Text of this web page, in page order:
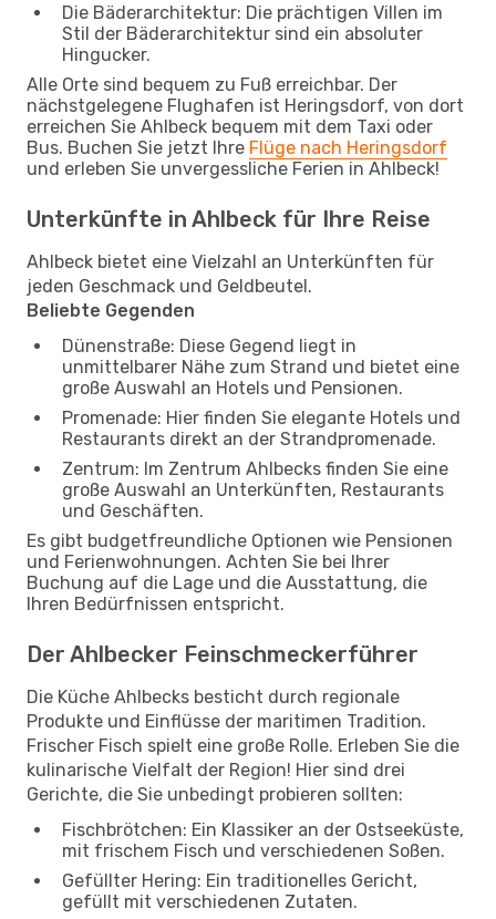
Die Bäderarchitektur: Die prächtigen Villen im
Stil der Bäderarchitektur sind ein absoluter
Hingucker.
Alle Orte sind bequem zu Fuß erreichbar. Der
nächstgelegene Flughafen ist Heringsdorf, von dort
erreichen Sie Ahlbeck bequem mit dem Taxi oder
Bus. Buchen Sie jetzt Ihre Flüge nach Heringsdorf
und erleben Sie unvergessliche Ferien in Ahlbeck!
Unterkünfte in Ahlbeck für Ihre Reise
Ahlbeck bietet eine Vielzahl an Unterkünften für
jeden Geschmack und Geldbeutel.
Beliebte Gegenden
Dünenstraße: Diese Gegend liegt in
unmittelbarer Nähe zum Strand und bietet eine
große Auswahl an Hotels und Pensionen.
Promenade: Hier finden Sie elegante Hotels und
Restaurants direkt an der Strandpromenade.
Zentrum: Im Zentrum Ahlbecks finden Sie eine
große Auswahl an Unterkünften, Restaurants
und Geschäften.
Es gibt budgetfreundliche Optionen wie Pensionen
und Ferienwohnungen. Achten Sie bei Ihrer
Buchung auf die Lage und die Ausstattung, die
Ihren Bedürfnissen entspricht.
Der Ahlbecker Feinschmeckerführer
Die Küche Ahlbecks besticht durch regionale
Produkte und Einflüsse der maritimen Tradition.
Frischer Fisch spielt eine große Rolle. Erleben Sie die
kulinarische Vielfalt der Region! Hier sind drei
Gerichte, die Sie unbedingt probieren sollten:
Fischbrötchen: Ein Klassiker an der Ostseeküste,
mit frischem Fisch und verschiedenen Soßen.
Gefüllter Hering: Ein traditionelles Gericht,
gefüllt mit verschiedenen Zutaten.